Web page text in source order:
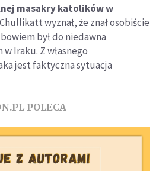
masakry katolików w
wyznał, że znał osobiście
był do niedawna
Iraku. Z własnego
jest faktyczna sytuacja
POLECA